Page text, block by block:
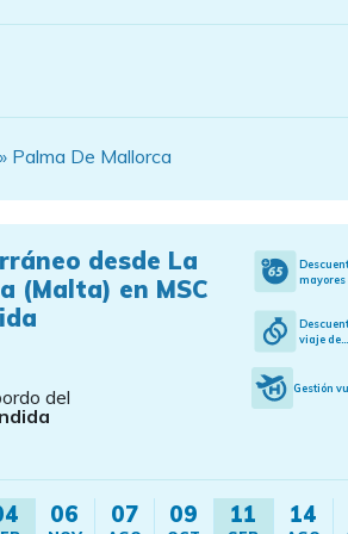
Palma De Mallorca
desde La
(Malta) en MSC
del
mayores
viaje de...
Gestión
06 07 09 11 14